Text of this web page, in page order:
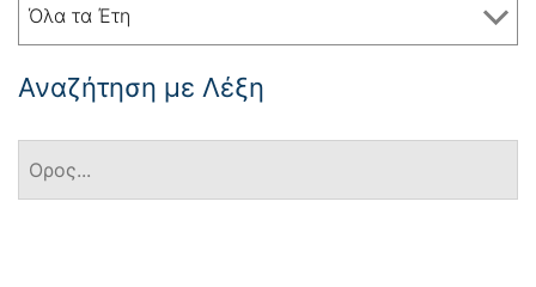
Όλα τα Έτη
Αναζήτηση με Λέξη